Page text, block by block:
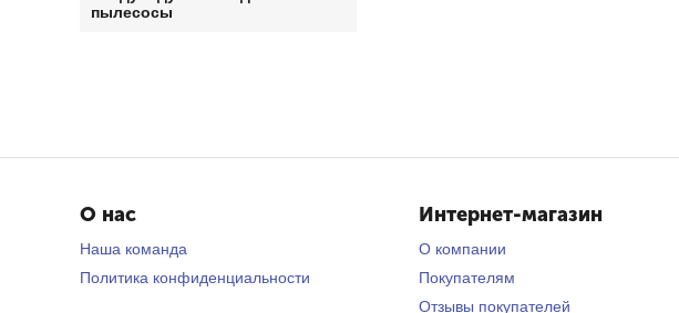
пылесосы
О нас
Наша команда
Политика конфиденциальности
Интернет-магазин
О компании
Покупателям
Отзывы покупателей